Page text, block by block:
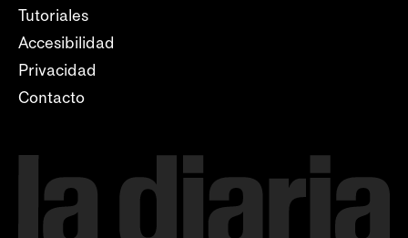
Tutoriales
Accesibilidad
Privacidad
Contacto